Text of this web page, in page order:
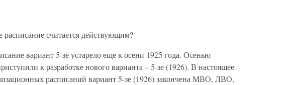
считается действующим?
вариант 5-зе устарело еще к осени 1925 года. Осенью
к разработке нового варианта – 5-зе (1926). В настоящее
расписаний вариант 5-зе (1926) закончена МВО, ЛВО,